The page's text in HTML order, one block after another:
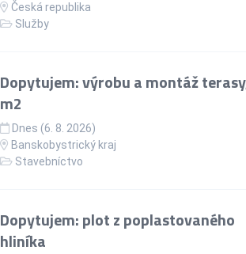
Česká republika
Služby
Dopytujem: výrobu a montáž
m2
Dnes (6. 8. 2026)
Banskobystrický kraj
Stavebníctvo
Dopytujem: plot z poplastovaného
hliníka